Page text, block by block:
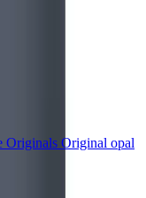
Originals Original opal